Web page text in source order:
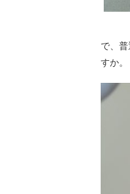
で、
すか。